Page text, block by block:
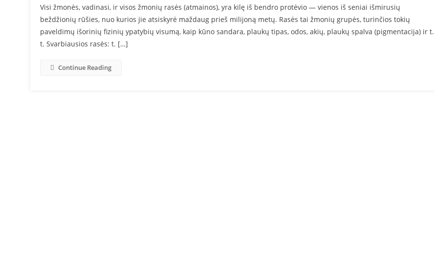
Visi žmonės, vadinasi, ir visos žmonių rasės (atmainos), yra kilę iš bendro protėvio — vienos iš seniai išmirusių
beždžionių rūšies, nuo kurios jie atsiskyrė maždaug prieš milijoną metų. Rasės tai žmonių grupės, turinčios tokių
paveldimų išorinių fizinių ypatybių visumą, kaip kūno sandara, plaukų tipas, odos, akių, plaukų spalva (pigmentacija) ir t.
t. Svarbiausios rasės: t. […]
Continue Reading